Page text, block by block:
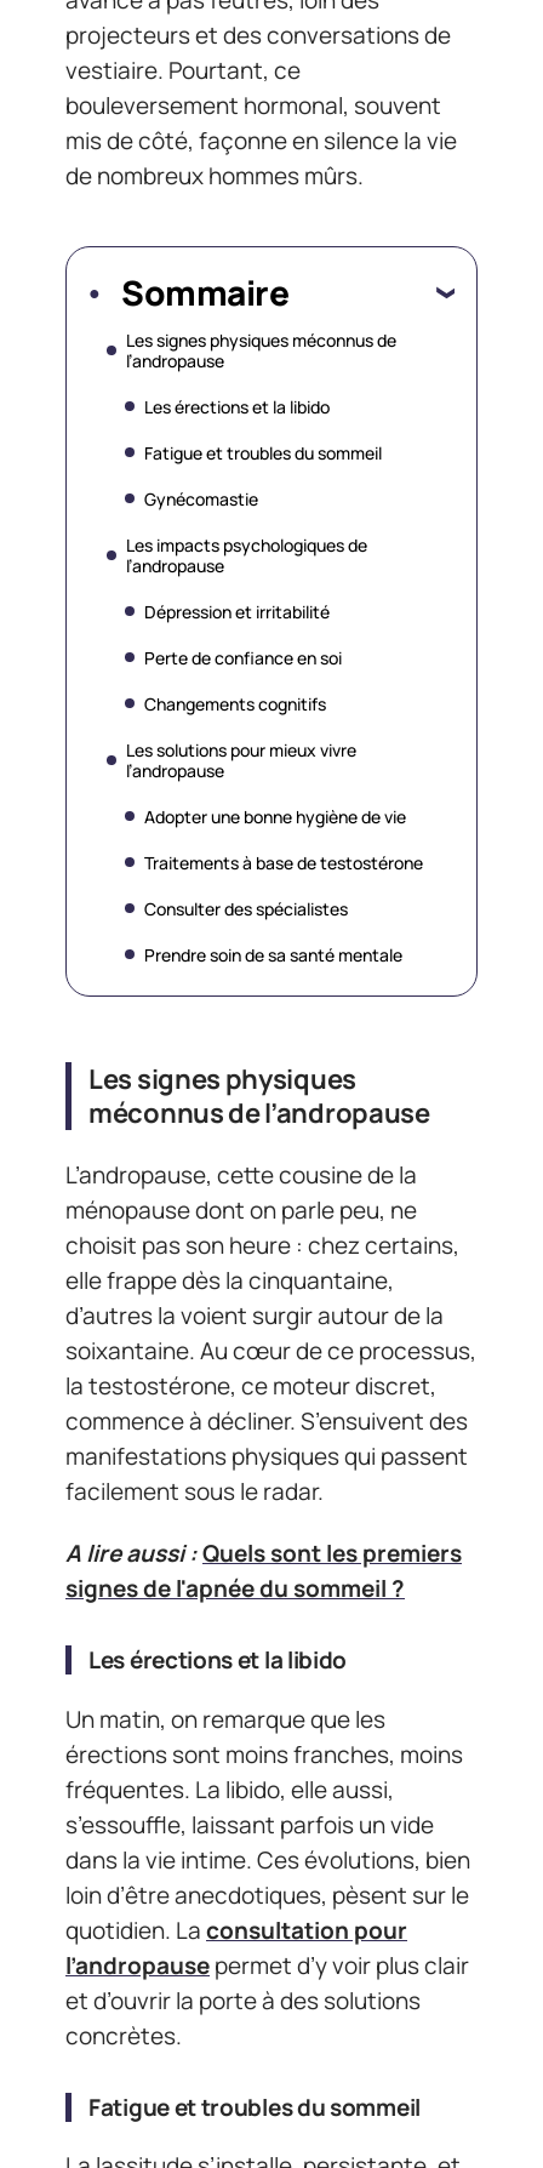
projecteurs et des conversations de
vestiaire. Pourtant, ce
bouleversement hormonal, souvent
mis de côté, façonne en silence la vie
de nombreux hommes mûrs.
Sommaire
Les signes physiques méconnus de
l’andropause
Les érections et la libido
Fatigue et troubles du sommeil
Gynécomastie
Les impacts psychologiques de
l’andropause
Dépression et irritabilité
Perte de confiance en soi
Changements cognitifs
Les solutions pour mieux vivre
l’andropause
Adopter une bonne hygiène de vie
Traitements à base de testostérone
Consulter des spécialistes
Prendre soin de sa santé mentale
Les signes physiques
méconnus de l’andropause
L’andropause, cette cousine de la
ménopause dont on parle peu, ne
choisit pas son heure : chez certains,
elle frappe dès la cinquantaine,
d’autres la voient surgir autour de la
soixantaine. Au cœur de ce processus,
la testostérone, ce moteur discret,
commence à décliner. S’ensuivent des
manifestations physiques qui passent
facilement sous le radar.
A lire aussi :Quels sont les premiers
signes de l'apnée du sommeil ?
Les érections et la libido
Un matin, on remarque que les
érections sont moins franches, moins
fréquentes. La libido, elle aussi,
s’essouffle, laissant parfois un vide
dans la vie intime. Ces évolutions, bien
loin d’être anecdotiques, pèsent sur le
quotidien. Laconsultation pour
l’andropausepermet d’y voir plus clair
et d’ouvrir la porte à des solutions
concrètes.
Fatigue et troubles du sommeil